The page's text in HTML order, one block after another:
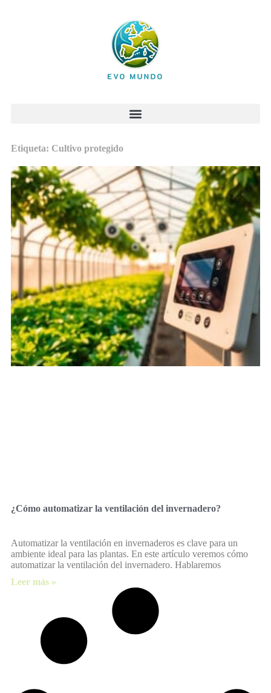
Etiqueta: Cultivo protegido
¿Cómo automatizar la ventilación del invernadero?
Automatizar la ventilación en invernaderos es clave para un
ambiente ideal para las plantas. En este artículo veremos cómo
automatizar la ventilación del invernadero. Hablaremos
Leer más »